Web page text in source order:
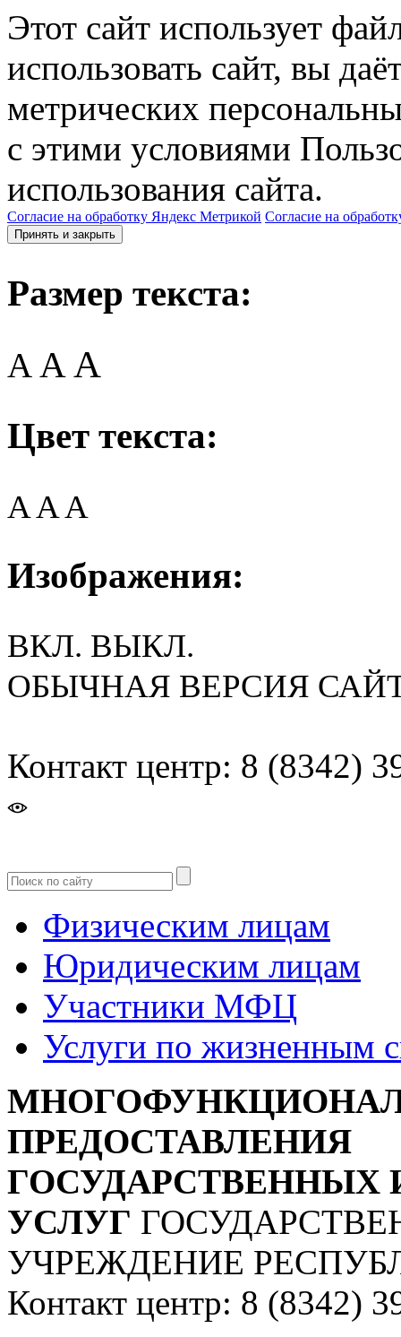
Этот сайт использует
использовать сайт, вы
метрических
с этими условиями
использования сайта.
Согласие на обработку Яндекс Метрикой Согласие на
Принять и закрыть
Размер текста:
A AA
Цвет текста:
AAA
Изображения:
ВКЛ. ВЫКЛ.
ОБЫЧНАЯ ВЕРСИЯ
Контакт центр: 8 (8342)
Физическим лицам
Юридическим лицам
Участники МФЦ
Услуги по жизненным
ПРЕДОСТАВЛЕНИЯ
УСЛУГ
УЧРЕЖДЕНИЕ
Контакт центр: 8 (8342)